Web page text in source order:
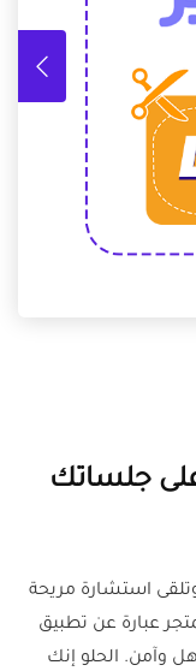
وفر 20% على جلساتك
استشارة مريحة
عبارة عن تطبيق
وآمن. الحلو إنك